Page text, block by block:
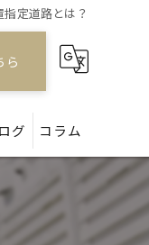
定道路とは？
ら
グ コラム